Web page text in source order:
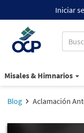
Iniciar
Misales & Himnarios
Blog Aclamación